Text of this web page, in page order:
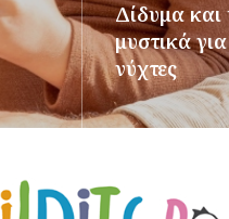
Δίδυμα και
μυστικά
νύχτες
ΠΕΡΙΣΣΌΤΕΡΑ